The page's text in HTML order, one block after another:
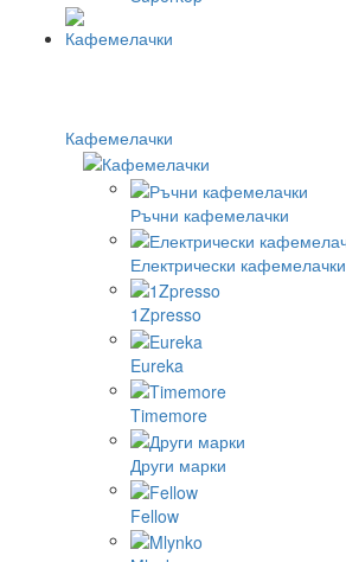
Кафемелачки
Ръчни кафемелачки
Електрически кафемелачки
1Zpresso
Eureka
Timemore
Други марки
Fellow